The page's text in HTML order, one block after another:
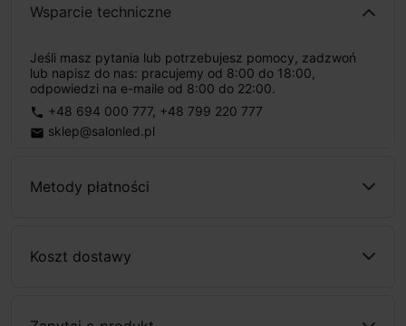
Wsparcie techniczne
Jeśli masz pytania lub potrzebujesz pomocy, zadzwoń
lub napisz do nas: pracujemy od 8:00 do 18:00,
odpowiedzi na e-maile od 8:00 do 22:00.
phone +48 694 000 777, +48 799 220 777
email sklep@salonled.pl
Metody płatności
Koszt dostawy